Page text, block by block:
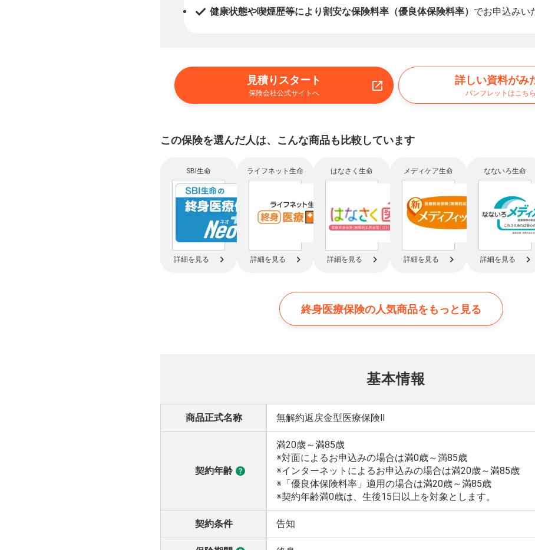
健康状態や喫煙歴等により割安な保険料率（優良体保険料率） でお申込みい
見積りスタート
保険会社公式サイトへ
詳しい資料がみ
パンフレットはこち
この保険を選んだ人は、 こんな商品も比較しています
SBI生命
詳細を見る
ライフネット生命
詳細を見る
はなさく生命
詳細を見る
メディケア生命
詳細を見る
なないろ生命
詳細を見る
終身医療保険の人気商品をもっと見る
基本情報
商品正式名称 無解約返戻金型医療保険Ⅱ
契約年齢
満20歳～満85歳
※対面によるお申込みの場合は満0歳～満85歳
※インターネットによるお申込みの場合は満20歳～満85歳
※「優良体保険料率」適用の場合は満20歳～満85歳
※契約年齢満0歳は、生後15日以上を対象とします。
契約条件 告知